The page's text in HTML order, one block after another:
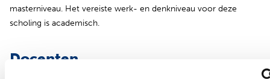
masterniveau. Het vereiste werk- en denkniveau voor deze
scholing is academisch.
Docenten